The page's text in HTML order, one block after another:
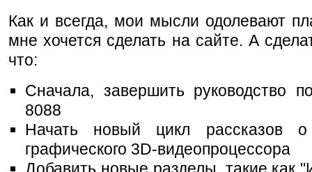
Как и всегда, мои мысли одолевают
мне хочется сделать на сайте. А
что:
Сначала, завершить руководство
8088
Начать новый цикл рассказов о
графического 3D-видеопроцессора